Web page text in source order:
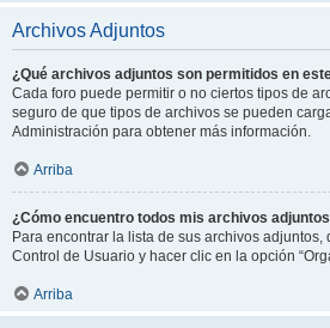
Archivos Adjuntos
¿Qué archivos adjuntos son permitidos en
Cada foro puede permitir o no ciertos tipos de
seguro de que tipos de archivos se pueden
Administración para obtener más información.
Arriba
¿Cómo encuentro todos mis archivos
Para encontrar la lista de sus archivos adjuntos,
Control de Usuario y hacer clic en la opción
Arriba